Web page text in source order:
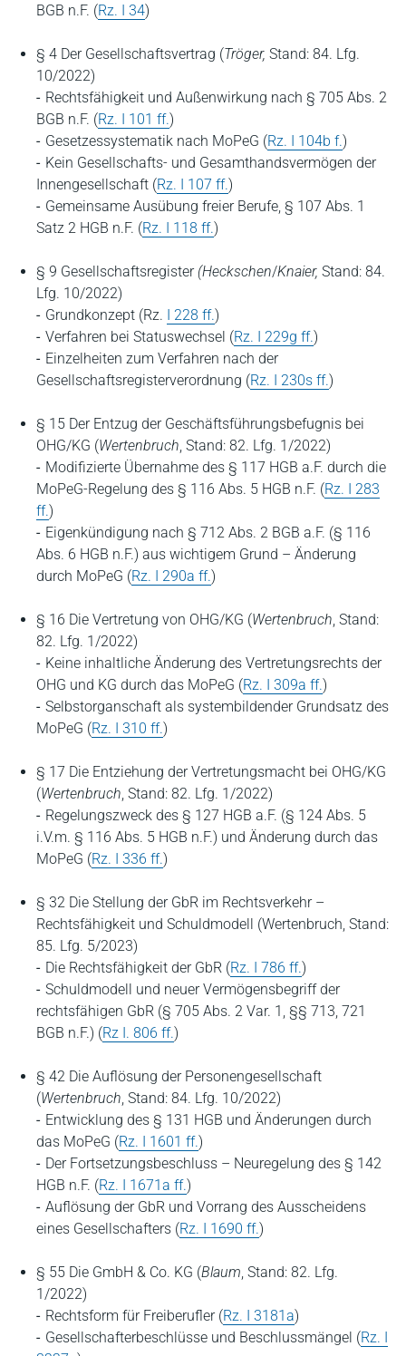
BGB n.F. (Rz. I 34)
§ 4 Der Gesellschaftsvertrag (Tröger, Stand: 84. Lfg.
10/2022)
Rechtsfähigkeit und Außenwirkung nach § 705 Abs. 2
BGB n.F. (Rz. I 101 ff.)
Gesetzessystematik nach MoPeG (Rz. I 104b f.)
Kein Gesellschafts- und Gesamthandsvermögen der
Innengesellschaft (Rz. I 107 ff.)
Gemeinsame Ausübung freier Berufe, § 107 Abs. 1
Satz 2 HGB n.F. (Rz. I 118 ff.)
§ 9 Gesellschaftsregister (Heckschen/Knaier, Stand: 84.
Lfg. 10/2022)
Grundkonzept (Rz. I 228 ff.)
Verfahren bei Statuswechsel (Rz. I 229g ff.)
Einzelheiten zum Verfahren nach der
Gesellschaftsregisterverordnung (Rz. I 230s ff.)
§ 15 Der Entzug der Geschäftsführungsbefugnis bei
OHG/KG (Wertenbruch, Stand: 82. Lfg. 1/2022)
Modifizierte Übernahme des § 117 HGB a.F. durch die
MoPeG-Regelung des § 116 Abs. 5 HGB n.F. (Rz. I 283
ff.)
Eigenkündigung nach § 712 Abs. 2 BGB a.F. (§ 116
Abs. 6 HGB n.F.) aus wichtigem Grund – Änderung
durch MoPeG (Rz. I 290a ff.)
§ 16 Die Vertretung von OHG/KG (Wertenbruch, Stand:
82. Lfg. 1/2022)
Keine inhaltliche Änderung des Vertretungsrechts der
OHG und KG durch das MoPeG (Rz. I 309a ff.)
Selbstorganschaft als systembildender Grundsatz des
MoPeG (Rz. I 310 ff.)
§ 17 Die Entziehung der Vertretungsmacht bei OHG/KG
(Wertenbruch, Stand: 82. Lfg. 1/2022)
Regelungszweck des § 127 HGB a.F. (§ 124 Abs. 5
i.V.m. § 116 Abs. 5 HGB n.F.) und Änderung durch das
MoPeG (Rz. I 336 ff.)
§ 32 Die Stellung der GbR im Rechtsverkehr –
Rechtsfähigkeit und Schuldmodell (Wertenbruch, Stand:
85. Lfg. 5/2023)
Die Rechtsfähigkeit der GbR (Rz. I 786 ff.)
Schuldmodell und neuer Vermögensbegriff der
rechtsfähigen GbR (§ 705 Abs. 2 Var. 1, §§ 713, 721
BGB n.F.) (Rz I. 806 ff.)
§ 42 Die Auflösung der Personengesellschaft
(Wertenbruch, Stand: 84. Lfg. 10/2022)
Entwicklung des § 131 HGB und Änderungen durch
das MoPeG (Rz. I 1601 ff.)
Der Fortsetzungsbeschluss – Neuregelung des § 142
HGB n.F. (Rz. I 1671a ff.)
Auflösung der GbR und Vorrang des Ausscheidens
eines Gesellschafters (Rz. I 1690 ff.)
§ 55 Die GmbH & Co. KG (Blaum, Stand: 82. Lfg.
1/2022)
Rechtsform für Freiberufler (Rz. I 3181a)
Gesellschafterbeschlüsse und Beschlussmängel (Rz. I